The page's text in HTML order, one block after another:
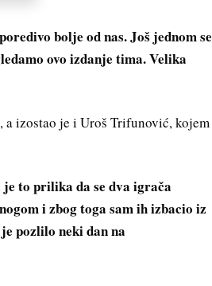
bolje od nas. Još jednom se
ovo izdanje tima. Velika
a izostao je i Uroš Trifunović, kojem
to prilika da se dva igrača
i zbog toga sam ih izbacio iz
pozlilo neki dan na